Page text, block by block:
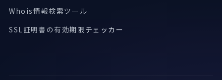
Whois情報検索ツール
SSL証明書の有効期限 チェッカー